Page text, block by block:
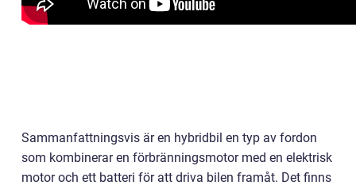
Sammanfattningsvis är en hybridbil en typ av fordon
som kombinerar en förbränningsmotor med en elektrisk
motor och ett batteri för att driva bilen framåt. Det finns